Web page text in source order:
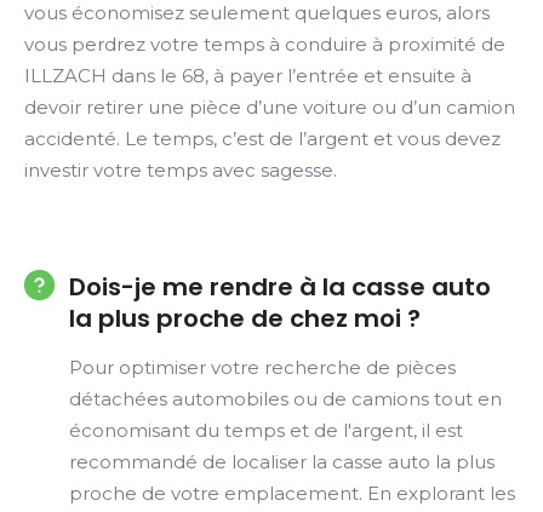
vous économisez seulement quelques euros, alors
vous perdrez votre temps à conduire à proximité de
ILLZACH dans le 68, à payer l’entrée et ensuite à
devoir retirer une pièce d’une voiture ou d’un camion
accidenté. Le temps, c’est de l’argent et vous devez
investir votre temps avec sagesse.
Dois-je me rendre à la casse auto
la plus proche de chez moi ?
Pour optimiser votre recherche de pièces
détachées automobiles ou de camions tout en
économisant du temps et de l'argent, il est
recommandé de localiser la casse auto la plus
proche de votre emplacement. En explorant les